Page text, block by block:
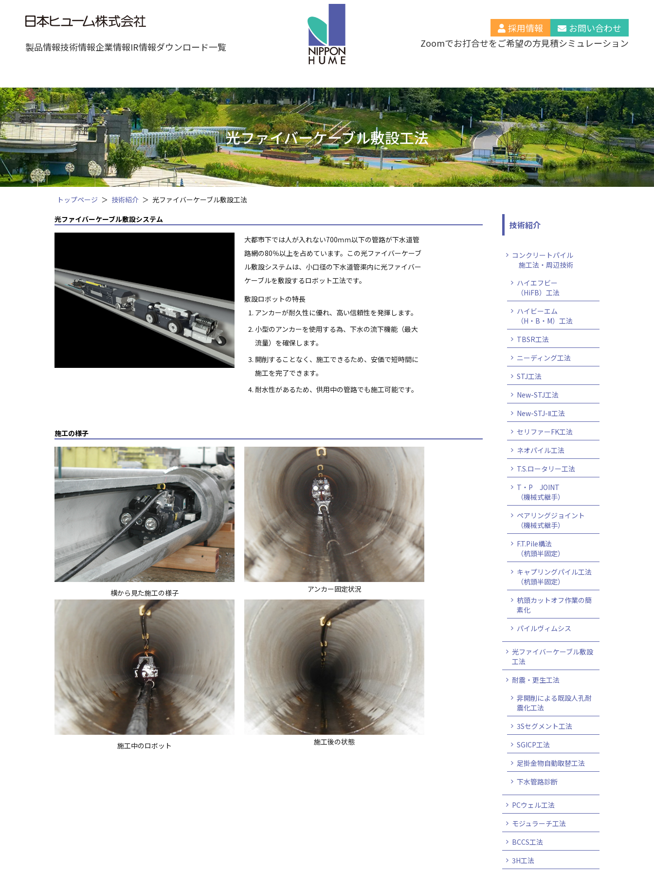
製品情報技術情報企業情報IR情報ダウンロード一覧
採用情報
お問い合わせ
Zoomでお打合せをご希望の方見積シミュレーション
光ファイバーケーブル敷設工法
トップページ 技術紹介
光ファイバーケーブル敷設工法
光ファイバーケーブル敷設システム
大都市下では人が入れない700ｍｍ以下の管路が下水道管
路網の80％以上を占めています。この光ファイバーケーブ
ル敷設システムは、小口径の下水道管渠内に光ファイバー
ケーブルを敷設するロボット工法です。
敷設ロボットの特長
アンカーが耐久性に優れ、高い信頼性を発揮します。
小型のアンカーを使用する為、下水の流下機能（最大
流量）を確保します。
開削することなく、施工できるため、安価で短時間に
施工を完了できます。
耐水性があるため、供用中の管路でも施工可能です。
施工の様子
横から見た施工の様子 アンカー固定状況
施工中のロボット 施工後の状態
技術紹介
コンクリートパイル
施工法・周辺技術
ハイエフビー
（HiFB）工法
ハイビーエム
（H・B・M）工法
TBSR工法
ニーディング工法
STJ工法
New-STJ工法
New-STJ-Ⅱ工法
セリファーFK工法
ネオパイル工法
T.S.ロータリー工法
T・P JOINT
（機械式継手）
ペアリングジョイント
（機械式継手）
F.T.Pile構法
（杭頭半固定）
キャプリングパイル工法
（杭頭半固定）
杭頭カットオフ作業の簡
素化
パイルヴィムシス
光ファイバーケーブル敷設
工法
耐震・更生工法
非開削による既設人孔耐
震化工法
3Sセグメント工法
SGICP工法
足掛金物自動取替工法
下水管路診断
PCウェル工法
モジュラーチ工法
BCCS工法
3H工法